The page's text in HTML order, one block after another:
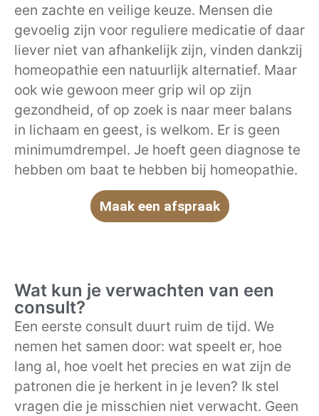
een zachte en veilige keuze. Mensen die
gevoelig zijn voor reguliere medicatie of daar
liever niet van afhankelijk zijn, vinden dankzij
homeopathie een natuurlijk alternatief. Maar
ook wie gewoon meer grip wil op zijn
gezondheid, of op zoek is naar meer balans
in lichaam en geest, is welkom. Er is geen
minimumdrempel. Je hoeft geen diagnose te
hebben om baat te hebben bij homeopathie.
Maak een afspraak
Wat kun je verwachten van een
consult?
Een eerste consult duurt ruim de tijd. We
nemen het samen door: wat speelt er, hoe
lang al, hoe voelt het precies en wat zijn de
patronen die je herkent in je leven? Ik stel
vragen die je misschien niet verwacht. Geen